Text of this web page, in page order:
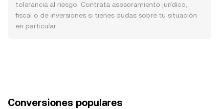
tolerancia al riesgo. Contrata asesoramiento jurídico,
fiscal o de inversiones si tienes dudas sobre tu situación
en particular.
Conversiones populares